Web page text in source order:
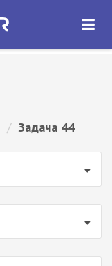
ОТКРЫТЬ
/ Задача 44